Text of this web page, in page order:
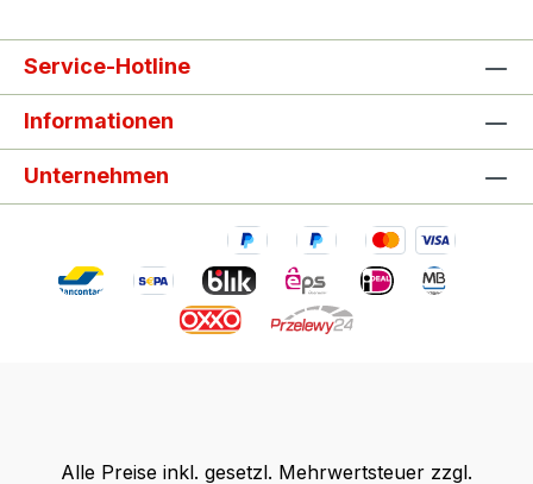
Service-Hotline
Informationen
Unternehmen
Alle Preise inkl. gesetzl. Mehrwertsteuer zzgl.